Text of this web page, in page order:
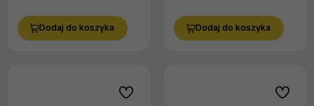
Dodaj do koszyka Dodaj do koszyka